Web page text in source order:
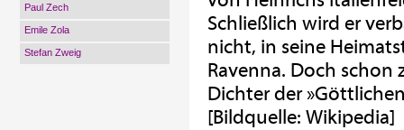
Paul Zech
Emile Zola
Stefan Zweig
Schließlich wird er
nicht, in seine
Ravenna. Doch schon
Dichter der
[Bildquelle: Wikipedia]